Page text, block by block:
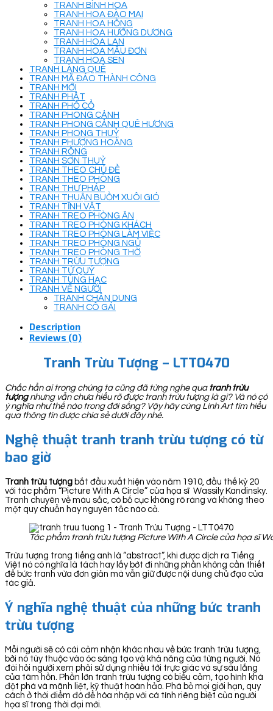
TRANH BÌNH HOA
TRANH HOA ĐÀO MAI
TRANH HOA HỒNG
TRANH HOA HƯỚNG DƯƠNG
TRANH HOA LAN
TRANH HOA MẪU ĐƠN
TRANH HOA SEN
TRANH LÀNG QUÊ
TRANH MÃ ĐÁO THÀNH CÔNG
TRANH MỚI
TRANH PHẬT
TRANH PHỐ CỔ
TRANH PHONG CẢNH
TRANH PHONG CẢNH QUÊ HƯƠNG
TRANH PHONG THUỶ
TRANH PHƯỢNG HOÀNG
TRANH RỒNG
TRANH SƠN THUỶ
TRANH THEO CHỦ ĐỀ
TRANH THEO PHÒNG
TRANH THƯ PHÁP
TRANH THUẬN BUỒM XUÔI GIÓ
TRANH TĨNH VẬT
TRANH TREO PHÒNG ĂN
TRANH TREO PHÒNG KHÁCH
TRANH TREO PHÒNG LÀM VIỆC
TRANH TREO PHÒNG NGỦ
TRANH TREO PHÒNG THỜ
TRANH TRỪU TƯỢNG
TRANH TỨ QUÝ
TRANH TÙNG HẠC
TRANH VẼ NGƯỜI
TRANH CHÂN DUNG
TRANH CÔ GÁI
Description
Reviews (0)
Tranh Trừu Tượng – LTT0470
Chắc hẳn ai trong chúng ta cũng đã từng nghe qua tranh trừu
tượngnhưng vẫn chưa hiểu rõ được tranh trừu tượng là gì? Và nó có
ý nghĩa như thế nào trong đời sống? Vậy hãy cùng Linh Art tìm hiểu
qua thông tin được chia sẻ dưới đây nhé.
Nghệ thuật tranh tranh trừu tượng có từ
bao giờ
Tranh trừu tượng bắt đầu xuất hiện vào năm 1910, đầu thế kỷ 20
với tác phẩm “Picture With A Circle” của họa sĩ Wassily Kandinsky.
Tranh chuyên về màu sắc, có bố cục không rõ ràng và không theo
một quy chuẩn hay nguyên tắc nào cả.
Tác phẩm tranh trừu tượng Picture With A Circle của họa sĩ
Trừu tượng trong tiếng anh là “abstract”, khi được dịch ra Tiếng
Việt nó có nghĩa là tách hay lấy bớt đi những phần không cần thiết
để bức tranh vừa đơn giản mà vẫn giữ được nội dung chủ đạo của
tác giả.
Ý nghĩa nghệ thuật của những bức tranh
trừu tượng
Mỗi người sẽ có cái cảm nhận khác nhau về bức tranh trừu tượng,
bởi nó tùy thuộc vào óc sáng tạo và khả năng của từng người. Nó
đòi hỏi người xem phải sử dụng nhiều tới trực giác và sự sâu lắng
của tâm hồn. Phần lớn tranh trừu tượng có biểu cảm, tạo hình khá
đột phá và mãnh liệt, kỹ thuật hoàn hảo. Phá bỏ mọi giới hạn, quy
cách ở thời điểm đó để hòa nhập với cá tính riêng biệt của người
họa sĩ trong thời đại mới.